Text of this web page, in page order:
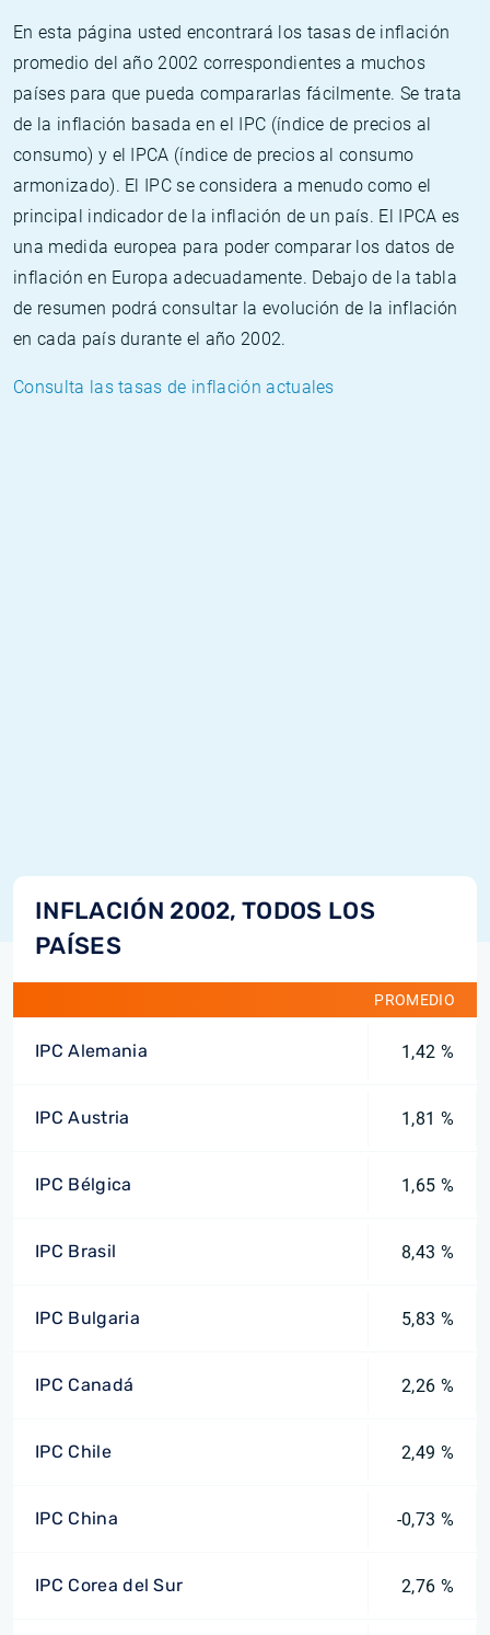
En esta página usted encontrará los tasas de inflación
promedio del año 2002 correspondientes a muchos
países para que pueda compararlas fácilmente. Se trata
de la inflación basada en el IPC (índice de precios al
consumo) y el IPCA (índice de precios al consumo
armonizado). El IPC se considera a menudo como el
principal indicador de la inflación de un país. El IPCA es
una medida europea para poder comparar los datos de
inflación en Europa adecuadamente. Debajo de la tabla
de resumen podrá consultar la evolución de la inflación
en cada país durante el año 2002.
Consulta las tasas de inflación actuales
INFLACIÓN 2002, TODOS LOS
PAÍSES
PROMEDIO
IPC Alemania 1,42 %
IPC Austria 1,81 %
IPC Bélgica 1,65 %
IPC Brasil 8,43 %
IPC Bulgaria 5,83 %
IPC Canadá 2,26 %
IPC Chile 2,49 %
IPC China -0,73 %
IPC Corea del Sur 2,76 %